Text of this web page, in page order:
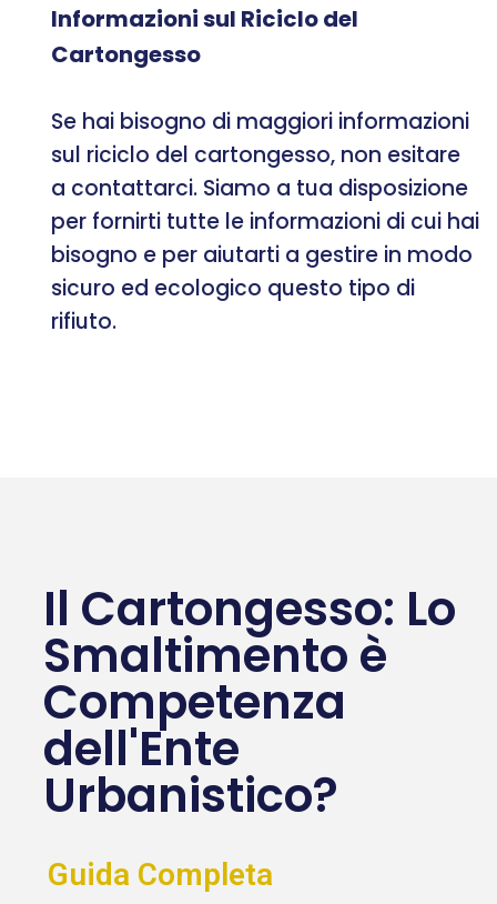
Informazioni sul Riciclo del
Cartongesso
Se hai bisogno di maggiori informazioni
sul riciclo del cartongesso, non esitare
a contattarci. Siamo a tua disposizione
per fornirti tutte le informazioni di cui hai
bisogno e per aiutarti a gestire in modo
sicuro ed ecologico questo tipo di
rifiuto.
Il Cartongesso: Lo
Smaltimento è
Competenza
dell'Ente
Urbanistico?
Guida Completa